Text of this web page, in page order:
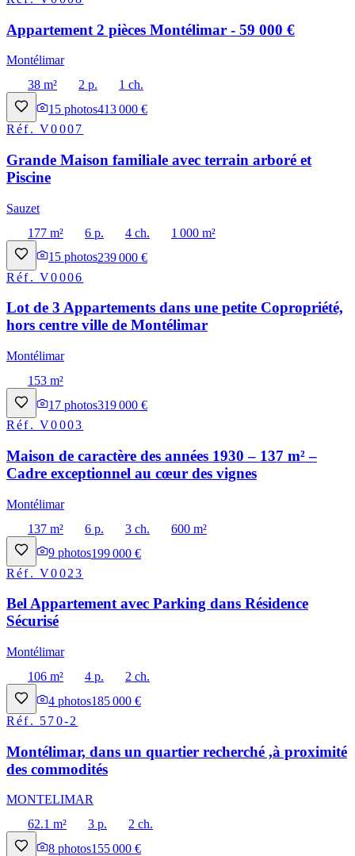
Appartement 2 pièces Montélimar - 59 000 €
Montélimar
38 m²
2 p.
1 ch.
15 photos413 000 €
Réf.V0007
Grande Maison familiale avec terrain arboré et
Piscine
Sauzet
177 m²
6 p. 4 ch.
1 000 m²
15 photos239 000 €
Réf.V0006
Lot de 3 Appartements dans une petite Copropriété,
hors centre ville de Montélimar
Montélimar
153 m²
17 photos319 000 €
Réf.V0003
Maison de caractère des années 1930 – 137 m² –
Cadre exceptionnel au cœur des vignes
Montélimar
137 m²
6 p. 3 ch.
600 m²
9 photos199 000 €
Réf.V0023
Bel Appartement avec Parking dans Résidence
Sécurisé
Montélimar
106 m²
4 p.
2 ch.
4 photos185 000 €
Réf. 570-2
Montélimar, dans un quartier recherché ,à proximité
des commodités
MONTELIMAR
62.1 m²
3 p.
2 ch.
8 photos155 000 €